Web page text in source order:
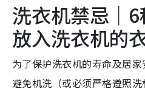
洗衣机禁忌｜
放入洗衣机的
为了保护洗衣机的寿命及居
避免机洗（或必须严格遵照洗